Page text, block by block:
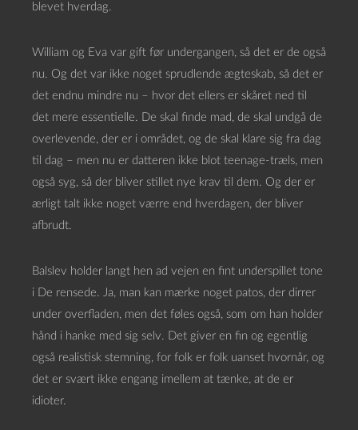
blevet hverdag.
William og Eva var gift før undergangen, så det er de også
nu. Og det var ikke noget sprudlende ægteskab, så det er
det endnu mindre nu – hvor det ellers er skåret ned til
det mere essentielle. De skal finde mad, de skal undgå de
overlevende, der er i området, og de skal klare sig fra dag
til dag – men nu er datteren ikke blot teenage-træls, men
også syg, så der bliver stillet nye krav til dem. Og der er
ærligt talt ikke noget værre end hverdagen, der bliver
afbrudt.
Balslev holder langt hen ad vejen en fint underspillet tone
i De rensede. Ja, man kan mærke noget patos, der dirrer
under overfladen, men det føles også, som om han holder
hånd i hanke med sig selv. Det giver en fin og egentlig
også realistisk stemning, for folk er folk uanset hvornår, og
det er svært ikke engang imellem at tænke, at de er
idioter.